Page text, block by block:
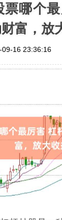
票哪个
富，放
09-16 23:36:16